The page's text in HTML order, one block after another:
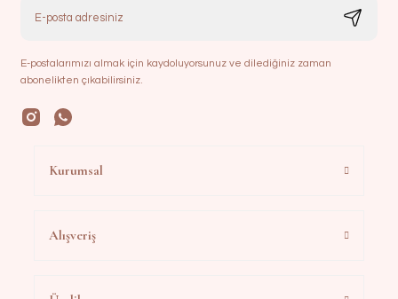
E-postalarımızı almak için kaydoluyorsunuz ve dilediğiniz zaman
abonelikten çıkabilirsiniz.
Kurumsal
Alışveriş